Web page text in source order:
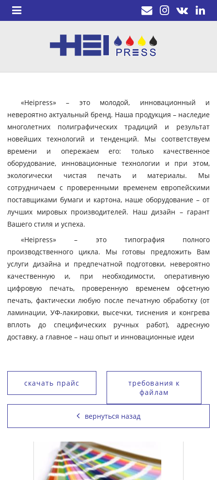
«Heipress» – это молодой, инновационный и
невероятно актуальный бренд. Наша продукция – наследие
многолетних полиграфических традиций и результат
новейших технологий и тенденций. Мы соответствуем
времени и опережаем его: только качественное
оборудование, инновационные технологии и при этом,
экологически чистая печать и материалы. Мы
сотрудничаем с проверенными временем европейскими
поставщиками бумаги и картона, наше оборудование – от
лучших мировых производителей. Наш дизайн – гарант
Вашего стиля и успеха.
«Heipress» – это типография полного
производственного цикла. Мы готовы предложить Вам
услуги дизайна и предпечатной подготовки, невероятно
качественную и, при необходимости, оперативную
цифровую печать, проверенную временем офсетную
печать, фактически любую после печатную обработку (от
ламинации, УФ-лакировки, высечки, тиснения и конгрева
вплоть до специфических ручных работ), адресную
доставку, а главное – наш опыт и инновационные идеи
скачать прайс
требования к
файлам
вернуться назад